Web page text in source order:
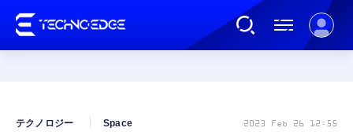
テクノロジー Space 2023 Feb 26 12:55